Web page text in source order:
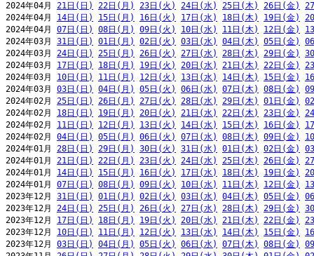
2024年04月 21日(日) 22日(月) 23日(火) 24日(水) 25日(木) 26日(金)
2024年04月 14日(日) 15日(月) 16日(火) 17日(水) 18日(木) 19日(金)
2024年04月 07日(日) 08日(月) 09日(火) 10日(水) 11日(木) 12日(金)
2024年03月 31日(日) 01日(月) 02日(火) 03日(水) 04日(木) 05日(金)
2024年03月 24日(日) 25日(月) 26日(火) 27日(水) 28日(木) 29日(金)
2024年03月 17日(日) 18日(月) 19日(火) 20日(水) 21日(木) 22日(金)
2024年03月 10日(日) 11日(月) 12日(火) 13日(水) 14日(木) 15日(金)
2024年03月 03日(日) 04日(月) 05日(火) 06日(水) 07日(木) 08日(金)
2024年02月 25日(日) 26日(月) 27日(火) 28日(水) 29日(木) 01日(金)
2024年02月 18日(日) 19日(月) 20日(火) 21日(水) 22日(木) 23日(金)
2024年02月 11日(日) 12日(月) 13日(火) 14日(水) 15日(木) 16日(金)
2024年02月 04日(日) 05日(月) 06日(火) 07日(水) 08日(木) 09日(金)
2024年01月 28日(日) 29日(月) 30日(火) 31日(水) 01日(木) 02日(金)
2024年01月 21日(日) 22日(月) 23日(火) 24日(水) 25日(木) 26日(金)
2024年01月 14日(日) 15日(月) 16日(火) 17日(水) 18日(木) 19日(金)
2024年01月 07日(日) 08日(月) 09日(火) 10日(水) 11日(木) 12日(金)
2023年12月 31日(日) 01日(月) 02日(火) 03日(水) 04日(木) 05日(金)
2023年12月 24日(日) 25日(月) 26日(火) 27日(水) 28日(木) 29日(金)
2023年12月 17日(日) 18日(月) 19日(火) 20日(水) 21日(木) 22日(金)
2023年12月 10日(日) 11日(月) 12日(火) 13日(水) 14日(木) 15日(金)
2023年12月 03日(日) 04日(月) 05日(火) 06日(水) 07日(木) 08日(金)